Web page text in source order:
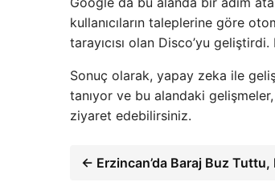
kullanıcıların taleplerine göre
tarayıcısı olan Disco’yu
Sonuç olarak, yapay zeka ile
tanıyor ve bu alandaki
ziyaret edebilirsiniz.
← Erzincan’da Baraj Buz Tuttu,